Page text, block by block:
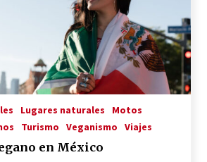
Primera Maquina Casera para Crear Carne
3 años atrás
VEGANO
años atrás
Lugares naturales
Motos
Turismo Veganismo Viajes
en México